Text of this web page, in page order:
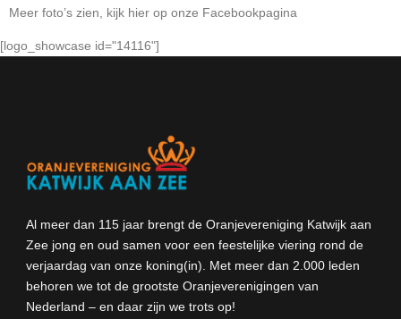
Meer foto’s zien, kijk hier op onze Facebookpagina
[logo_showcase id="14116"]
Al meer dan 115 jaar brengt de Oranjevereniging Katwijk aan
Zee jong en oud samen voor een feestelijke viering rond de
verjaardag van onze koning(in). Met meer dan 2.000 leden
behoren we tot de grootste Oranjeverenigingen van
Nederland – en daar zijn we trots op!